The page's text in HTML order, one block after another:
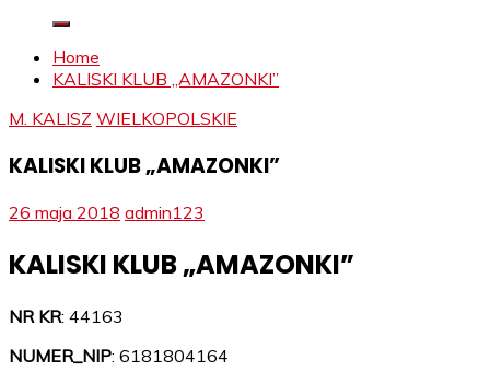
Home
KALISKI KLUB „AMAZONKI”
M. KALISZ WIELKOPOLSKIE
KALISKI KLUB „AMAZONKI”
26 maja 2018 admin123
KALISKI KLUB „AMAZONKI”
NR KR: 44163
NUMER_NIP: 6181804164